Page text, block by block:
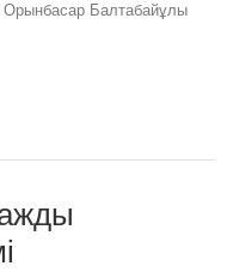
Орынбасар Балтабайұлы